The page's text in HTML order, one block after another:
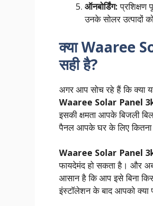
ऑनबोर्डिंग: प्रशिक्षण
उनके सोलर उत्पादों
क्या Waaree
सही है?
अगर आप सोच रहे हैं कि क्या
Waaree Solar Panel
इसकी क्षमता आपके बिजली
पैनल आपके घर के लिए कितना
Waaree Solar Panel
फायदेमंद हो सकता है। और
आसान है कि आप इसे बिना
इंस्टॉलेशन के बाद आपको क्या